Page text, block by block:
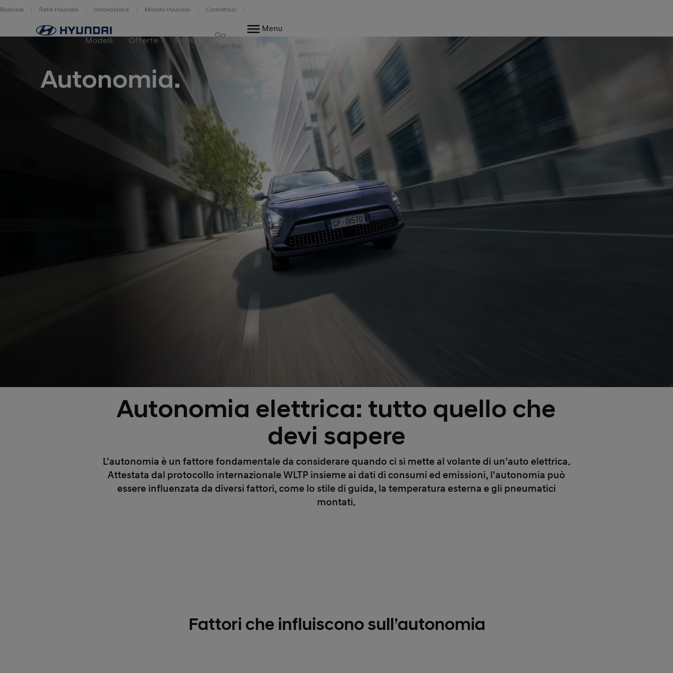
Business Rete Hyundai Innovazione Mondo Hyundai Contattaci
Home
Modelli Offerte Servizi
Go
Electric
Menu
Autonomia.
Autonomia elettrica: tutto quello che
devi sapere
L’autonomia è un fattore fondamentale da considerare quando ci si mette al volante di un’auto elettrica.
Attestata dal protocollo internazionale WLTP insieme ai dati di consumi ed emissioni, l’autonomia può
essere influenzata da diversi fattori, come lo stile di guida, la temperatura esterna e gli pneumatici
montati.
Fattori che influiscono sull’autonomia